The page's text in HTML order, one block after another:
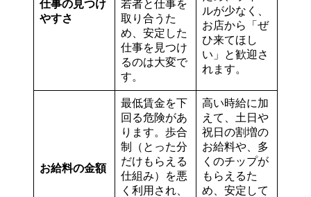
仕事の見つけ
やすさ
若者と仕事を
取り合うた
め、安定した
仕事を見つけ
るのは大変で
す。
ルが少なく、
お店から「ぜ
ひ来てほし
い」と歓迎さ
れます。
お給料の金額
最低賃金を下
回る危険があ
ります。歩合
制（とった分
だけもらえる
仕組み）を悪
く利用され、
高い時給に加
えて、土日や
祝日の割増の
お給料や、多
くのチップが
もらえるた
め、安定して